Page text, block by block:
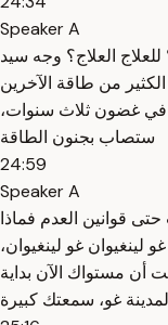
Speaker A
للعلاج العلاج؟ وجه سيد
الكثير من طاقة الآخرين
في غضون ثلاث سنوات،
ستصاب بجنون الطاقة
24:59
Speaker A
قوانين العدم فماذا
غو لينغيوان،
مستواك الآن بداية
غو، سمعتك كبيرة